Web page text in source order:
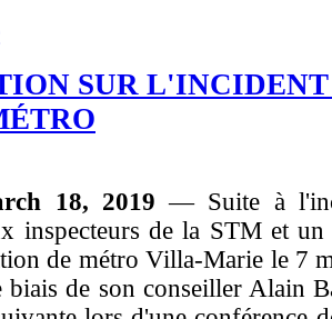
SUR
18, 2019— Suite à
inspecteurs de la STM et un
de métro Villa-Marie le 7
biais de son conseiller Alain